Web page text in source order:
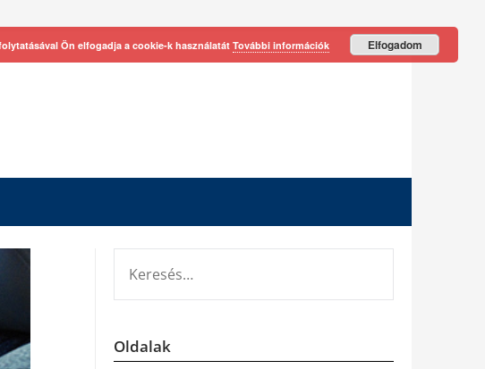
Oldalak
Ön elfogadja a cookie-k használatátTovábbi információk Elfogadom